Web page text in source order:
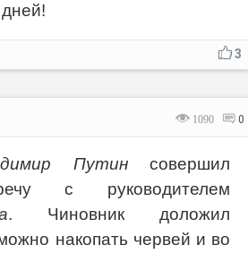
3
1090 0
Путинсовершил
с руководителем
. Чиновник доложил
накопать червей и во